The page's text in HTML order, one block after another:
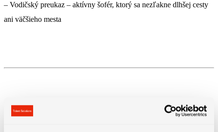
– Vodičský preukaz – aktívny šofér, ktorý sa nezľakne dlhšej cesty
ani väčšieho mesta
Benefity práce